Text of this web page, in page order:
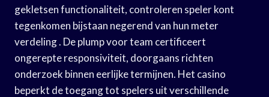
gekletsen functionaliteit, controleren speler kont
tegenkomen bijstaan negerend van hun meter
verdeling . De plump voor team certificeert
ongerepte responsiviteit, doorgaans richten
onderzoek binnen eerlijke termijnen. Het casino
beperkt de toegang tot spelers uit verschillende